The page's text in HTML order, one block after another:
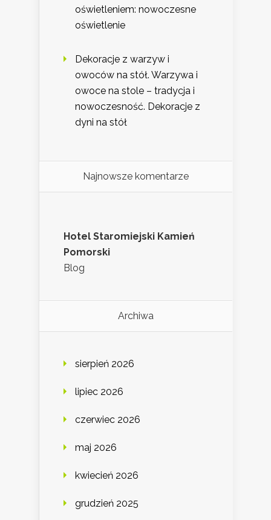
oświetleniem: nowoczesne
oświetlenie
Dekoracje z warzyw i
owoców na stół. Warzywa i
owoce na stole – tradycja i
nowoczesność. Dekoracje z
dyni na stół
Najnowsze komentarze
Hotel Staromiejski Kamień
Pomorski
Blog
Archiwa
sierpień 2026
lipiec 2026
czerwiec 2026
maj 2026
kwiecień 2026
grudzień 2025